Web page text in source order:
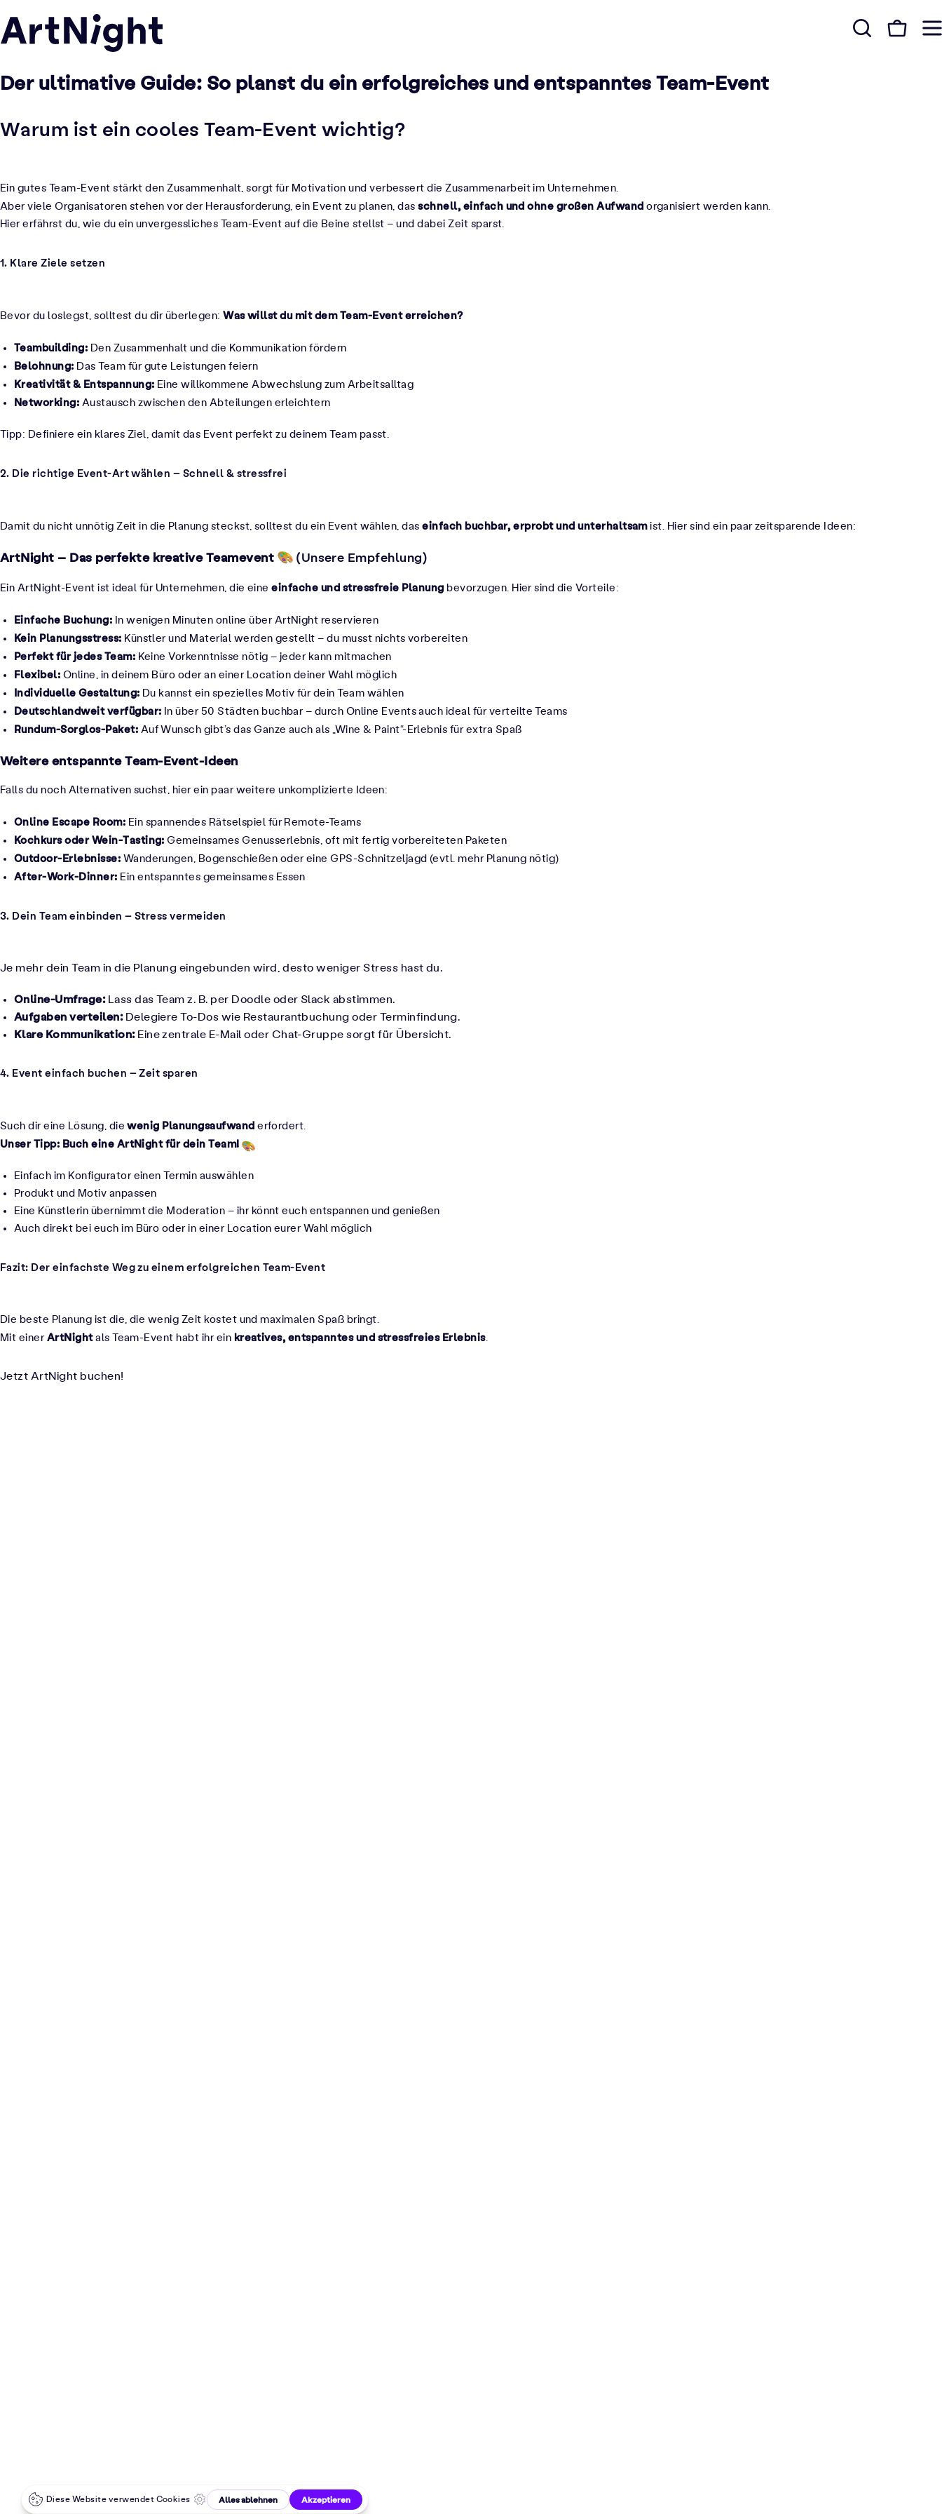
Der ultimative Guide: So planst du ein erfolgreiches und entspanntes Team-Event
Warum ist ein cooles Team-Event wichtig?
Ein gutes Team-Event stärkt den Zusammenhalt, sorgt für Motivation und verbessert die Zusammenarbeit im Unternehmen.
Aber viele Organisatoren stehen vor der Herausforderung, ein Event zu planen, dasschnell, einfach und ohne großen Aufwand organisiert werden kann.
Hier erfährst du, wie du ein unvergessliches Team-Event auf die Beine stellst – und dabei Zeit sparst.
1. Klare Ziele setzen
Bevor du loslegst, solltest du dir überlegen:Was willst du mit dem Team-Event erreichen?
Teambuilding: Den Zusammenhalt und die Kommunikation fördern
Belohnung: Das Team für gute Leistungen feiern
Kreativität & Entspannung: Eine willkommene Abwechslung zum Arbeitsalltag
Networking: Austausch zwischen den Abteilungen erleichtern
Tipp: Definiere ein klares Ziel, damit das Event perfekt zu deinem Team passt.
2. Die richtige Event-Art wählen – Schnell & stressfrei
Damit du nicht unnötig Zeit in die Planung steckst, solltest du ein Event wählen, daseinfach buchbar, erprobt und unterhaltsamist. Hier sind ein paar zeitsparende Ideen:
ArtNight – Das perfekte kreative Teamevent (Unsere Empfehlung)
Ein ArtNight-Event ist ideal für Unternehmen, die eineeinfache und stressfreie Planung bevorzugen. Hier sind die Vorteile:
Einfache Buchung: In wenigen Minuten online über ArtNight reservieren
Kein Planungsstress: Künstler und Material werden gestellt – du musst nichts vorbereiten
Perfekt für jedes Team: Keine Vorkenntnisse nötig – jeder kann mitmachen
Flexibel: Online, in deinem Büro oder an einer Location deiner Wahl möglich
Individuelle Gestaltung: Du kannst ein spezielles Motiv für dein Team wählen
Deutschlandweit verfügbar: In über 50 Städten buchbar – durch Online Events auch ideal für verteilte Teams
Rundum-Sorglos-Paket: Auf Wunsch gibt’s das Ganze auch als „Wine & Paint“-Erlebnis für extra Spaß
Weitere entspannte Team-Event-Ideen
Falls du noch Alternativen suchst, hier ein paar weitere unkomplizierte Ideen:
Online Escape Room: Ein spannendes Rätselspiel für Remote-Teams
Kochkurs oder Wein-Tasting: Gemeinsames Genusserlebnis, oft mit fertig vorbereiteten Paketen
Outdoor-Erlebnisse: Wanderungen, Bogenschießen oder eine GPS-Schnitzeljagd (evtl. mehr Planung nötig)
After-Work-Dinner: Ein entspanntes gemeinsames Essen
3. Dein Team einbinden – Stress vermeiden
Je mehr dein Team in die Planung eingebunden wird, desto weniger Stress hast du.
Online-Umfrage:Lass das Team z. B. per Doodle oder Slack abstimmen.
Aufgaben verteilen:Delegiere To-Dos wie Restaurantbuchung oder Terminfindung.
Klare Kommunikation:Eine zentrale E-Mail oder Chat-Gruppe sorgt für Übersicht.
4. Event einfach buchen – Zeit sparen
Such dir eine Lösung, diewenig Planungsaufwand erfordert.
Unser Tipp: Buch eine ArtNight für dein Team!
Einfach im Konfiguratoreinen Termin auswählen
Produkt und Motiv anpassen
Eine Künstlerin übernimmt die Moderation – ihr könnt euch entspannen und genießen
Auch direkt bei euch im Büro oder in einer Location eurer Wahl möglich
Fazit: Der einfachste Weg zu einem erfolgreichen Team-Event
Die beste Planung ist die, die wenig Zeit kostet und maximalen Spaß bringt.
Mit einer ArtNightals Team-Event habt ihr ein kreatives, entspanntes und stressfreies Erlebnis.
Jetzt ArtNight buchen!